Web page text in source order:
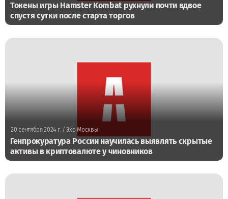
Токены игры Hamster Kombat рухнули почти вдвое
спустя сутки после старта торгов
20 сентября 2024 г./ Эхо Москвы
Генпрокуратура России научилась выявлять скрытые
активы в криптовалюте у чиновников